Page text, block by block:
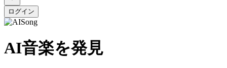
ログイン
AI音楽を発見